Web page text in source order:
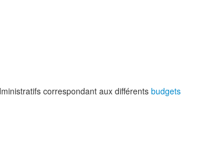
correspondant aux différents budgets